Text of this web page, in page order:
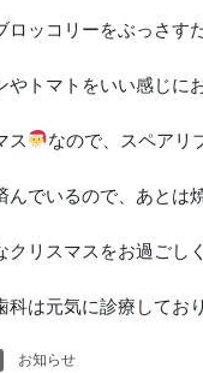
ロッコリーをぶっさす
やトマトをいい感じに
ス なので、スペアリ
んでいるので、あとは
クリスマスをお過ごし
科は元気に診療してお
お知らせ